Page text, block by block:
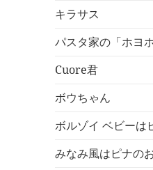
キラサス
パスタ家の「ホヨ
Cuore君
ボウちゃん
ボルゾイ ベビーは
みなみ風はピナの